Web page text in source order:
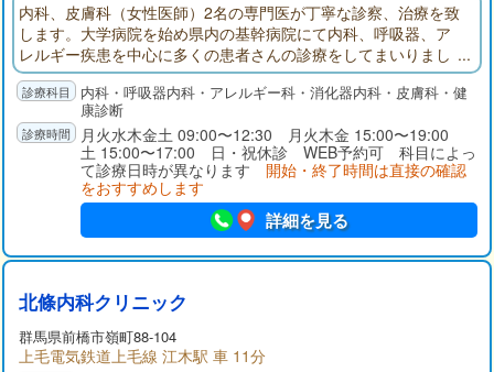
内科、皮膚科（女性医師）2名の専門医が丁寧な診察、治療を致
します。大学病院を始め県内の基幹病院にて内科、呼吸器、ア
レルギー疾患を中心に多くの患者さんの診療をしてまいりまし
た。今後はこれまでの経験を生かし内科専門医として地域の皆
様の健康に貢献してまいります。皮膚科でも丁寧な診察とわか
りやすい説明を心がけ、地域の方に親しんでいただける診療所
を目指します。
内科・呼吸器内科・アレルギー科・消化器内科・皮膚科・健
康診断
月火水木金土 09:00〜12:30 月火木金 15:00〜19:00
土 15:00〜17:00 日・祝休診 WEB予約可 科目によっ
て診療日時が異なります 開始・終了時間は直接の確認
をおすすめします
詳細を見る
北條内科クリニック
群馬県前橋市嶺町88-104
上毛電気鉄道上毛線 江木駅 車 11分